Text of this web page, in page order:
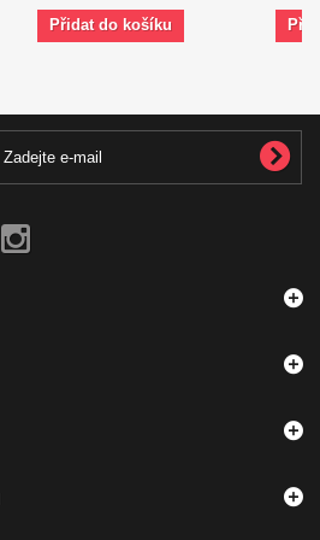
Přidat do košíku